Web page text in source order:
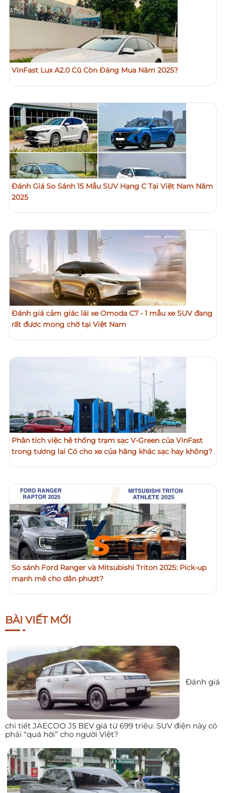
VinFast Lux A2.0 Cũ Còn Đáng Mua Năm 2025?
Đánh Giá So Sánh 15 Mẫu SUV Hạng C Tại Việt Nam Năm
2025
Đánh giá cảm giác lái xe Omoda C7 - 1 mẫu xe SUV đang
rất được mong chờ tại Việt Nam
Phân tích việc hệ thống trạm sạc V-Green của VinFast
trong tương lai Có cho xe của hãng khác sạc hay không?
So sánh Ford Ranger và Mitsubishi Triton 2025: Pick-up
mạnh mẽ cho dân phượt?
BÀI VIẾT MỚI
Đánh giá
chi tiết JAECOO J5 BEV giá từ 699 triệu: SUV điện này có
phải “quá hời” cho người Việt?